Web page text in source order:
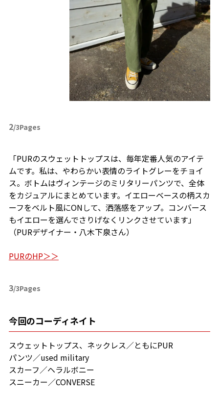
2/3Pages
「PURのスウェットトップスは、毎年定番人気のアイテ
ムです。私は、やわらかい表情のライトグレーをチョイ
ス。ボトムはヴィンテージのミリタリーパンツで、全体
をカジュアルにまとめています。イエローベースの柄スカ
ーフをベルト風にONして、洒落感をアップ。コンバース
もイエローを選んでさりげなくリンクさせています」
（PURデザイナー・八木下泉さん）
PURのHP＞＞
3/3Pages
今回のコーディネイト
スウェットトップス、ネックレス／ともにPUR
パンツ／used military
スカーフ／ヘラルボニー
スニーカー／CONVERSE